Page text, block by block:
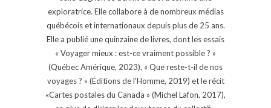
exploratrice. Elle collabore à de nombreux médias
québécois et internationaux depuis plus de 25 ans.
Elle a publié une quinzaine de livres, dont les essais
« Voyager mieux : est-ce vraiment possible ? »
(Québec Amérique, 2023), « Que reste-t-il de nos
voyages ? » (Éditions de l'Homme, 2019) et le récit
«Cartes postales du Canada » (Michel Lafon, 2017),